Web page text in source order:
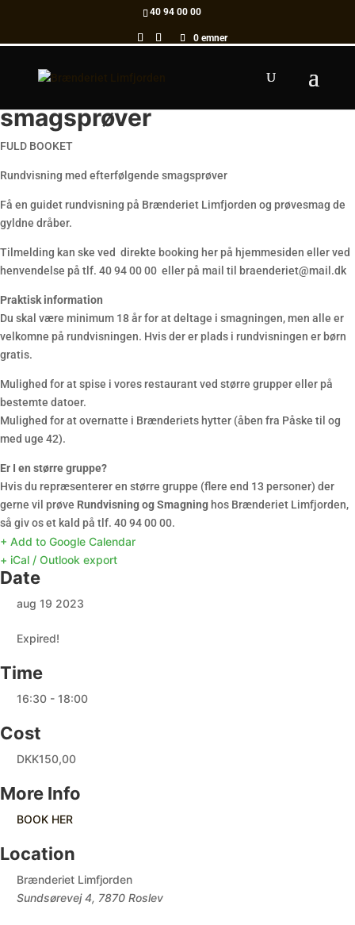
40 94 00 00
0 emner
smagsprøver
FULD BOOKET
Rundvisning med efterfølgende smagsprøver
Få en guidet rundvisning på Brænderiet Limfjorden og prøvesmag de
gyldne dråber.
Tilmelding kan ske ved direkte booking her på hjemmesiden eller ved
henvendelse på tlf. 40 94 00 00 eller på mail til braenderiet@mail.dk
Praktisk information
Du skal være minimum 18 år for at deltage i smagningen, men alle er
velkomne på rundvisningen. Hvis der er plads i rundvisningen er børn
gratis.
Mulighed for at spise i vores restaurant ved større grupper eller på
bestemte datoer.
Mulighed for at overnatte i Brænderiets hytter (åben fra Påske til og
med uge 42).
Er I en større gruppe?
Hvis du repræsenterer en større gruppe (flere end 13 personer) der
gerne vil prøve Rundvisning og Smagning hos Brænderiet Limfjorden,
så giv os et kald på tlf. 40 94 00 00.
+ Add to Google Calendar
+ iCal / Outlook export
Date
aug 19 2023
Expired!
Time
16:30 - 18:00
Cost
DKK150,00
More Info
BOOK HER
Location
Brænderiet Limfjorden
Sundsørevej 4, 7870 Roslev